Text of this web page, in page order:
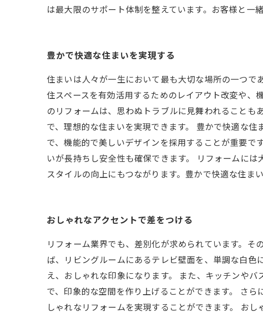
は最大限のサポート体制を整えています。お客様と一
豊かで快適な住まいを実現する
住まいは人々が一生において最も大切な場所の一つ
住スペースを有効活用するためのレイアウト改変や、
のリフォームは、思わぬトラブルに見舞われること
で、理想的な住まいを実現できます。 豊かで快適な
で、機能的で美しいデザインを採用することが重要
いが長持ちし安全性も確保できます。 リフォームに
スタイルの向上にもつながります。豊かで快適な住ま
おしゃれなアクセントで差をつける
リフォーム業界でも、差別化が求められています。
ば、リビングルームにあるテレビ壁面を、単調な白
え、おしゃれな印象になります。 また、キッチンや
で、印象的な空間を作り上げることができます。 さ
しゃれなリフォームを実現することができます。 お